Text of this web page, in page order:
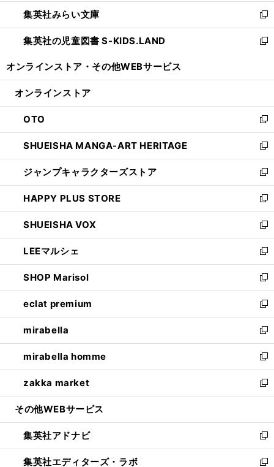
く
で
開
く
ン
ド
ウ
で
ウ
ィ
ン
ド
開
集英社みらい文庫
新
し
い
ン
ウ
で
開
く
集英社の児童図書 S-KIDS.LAND
新
ウ
ン
ド
ウ
で
開
く
オンラインストア・ その他WEBサービス
オンラインストア
OTO
新
し
い
ウ
ィ
ン
ド
ウ
で
開
く
SHUEISHA MANGA-ART HERITAGE
新
し
い
ウ
ィ
ン
ド
ウ
で
開
く
ジャンプキャラクターズストア
新
し
い
ウ
ィ
ン
ド
ウ
で
開
く
HAPPY PLUS STORE
新
し
い
ウ
ィ
ン
ド
ウ
で
開
く
SHUEISHA VOX
新
し
い
ウ
ィ
ン
ド
ウ
で
開
く
LEEマルシェ
新
し
い
ウ
ィ
ン
ド
ウ
で
開
く
SHOP Marisol
新
し
い
ウ
ィ
ン
ド
ウ
で
開
eclat premium
新
し
い
ウ
ィ
ン
ド
ウ
開
く
mirabella
新
し
い
ウ
ィ
ン
ウ
で
開
く
mirabella homme
新
し
い
ウ
ン
ド
ウ
で
zakka market
新
し
ウ
ィ
ン
ド
その他WEBサービス
集英社アドナビ
新
し
い
集英社エディターズ・ラボ 新